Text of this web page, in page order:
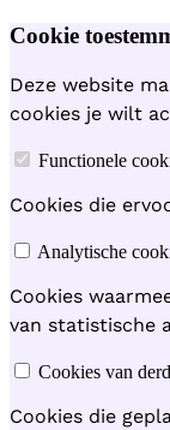
Cookie
Deze website
cookies je wilt
Functionele
Cookies die
Analytische
Cookies
van statistische
Cookies van
Cookies die